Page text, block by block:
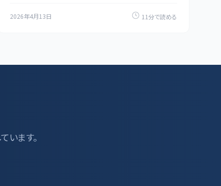
2026年4月13日 11分で読める
ます。